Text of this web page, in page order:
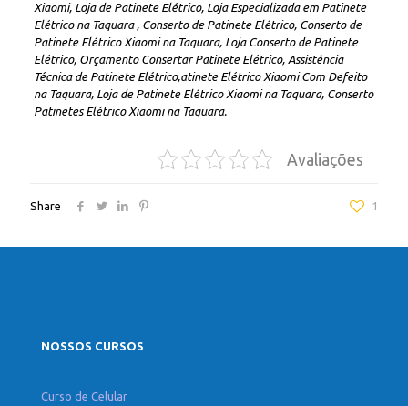
Xiaomi, Loja de Patinete Elétrico, Loja Especializada em Patinete
Elétrico na Taquara , Conserto de Patinete Elétrico, Conserto de
Patinete Elétrico Xiaomi na Taquara, Loja Conserto de Patinete
Elétrico, Orçamento Consertar Patinete Elétrico, Assistência
Técnica de Patinete Elétrico,atinete Elétrico Xiaomi Com Defeito
na Taquara, Loja de Patinete Elétrico Xiaomi na Taquara, Conserto
Patinetes Elétrico Xiaomi na Taquara.
Avaliações
Share 1
NOSSOS CURSOS
Curso de Celular